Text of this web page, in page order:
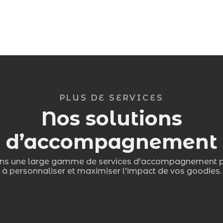
PLUS DE SERVICES
Nos solutions
d’accompagnement
une large gamme de services d'accompagnement
à personnaliser et maximiser l'impact de vos goodies.